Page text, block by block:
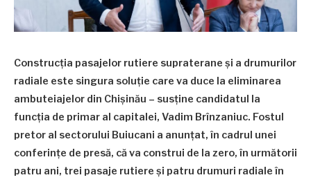
Construcția pasajelor rutiere supraterane și a drumurilor
radiale este singura soluție care va duce la eliminarea
ambuteiajelor din Chișinău – susține candidatul la
funcția de primar al capitalei, Vadim Brînzaniuc. Fostul
pretor al sectorului Buiucani a anunțat, în cadrul unei
conferințe de presă, că va construi de la zero, în următorii
patru ani, trei pasaje rutiere și patru drumuri radiale în